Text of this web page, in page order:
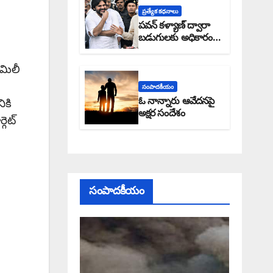
ప్రత్యేక కధనాలు
పవన్ కళ్యాణ్ ద్వారా
బడుగులకు అధికారం
ఎండమావేనా: అక్షర
సంపాదకీయం
ఓ నాన్నారు ఆవేదనపై
అక్షర సందేశం
సంపాదకీయం